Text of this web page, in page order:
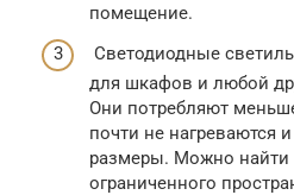
помещение.
Светодиодные
для шкафов и любой
Они потребляют
почти не нагреваются
размеры. Можно
ограниченного